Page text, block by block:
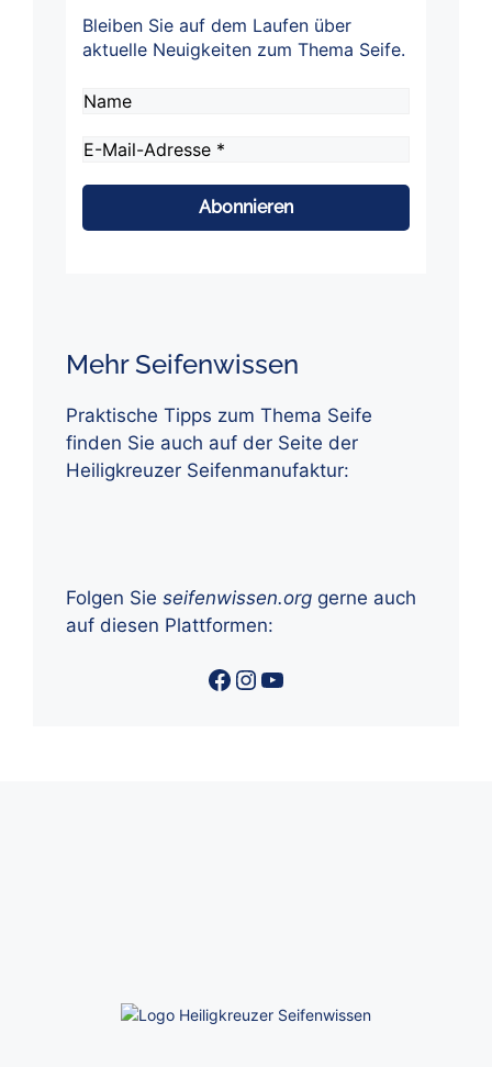
Bleiben Sie auf dem Laufen über
aktuelle Neuigkeiten zum Thema Seife.
Adresse
*
Mehr Seifenwissen
Praktische Tipps zum Thema Seife
finden Sie auch auf der Seite der
Heiligkreuzer Seifenmanufaktur:
Folgen Sie seifenwissen.org gerne auch
auf diesen Plattformen:
Facebook
Instagram
YouTube